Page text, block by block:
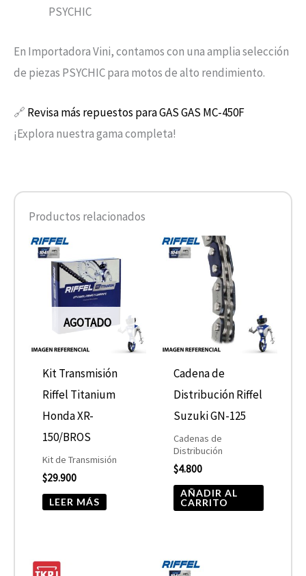
PSYCHIC
En Importadora Vini, contamos con una amplia selección
de piezas PSYCHIC para motos de alto rendimiento.
🔗 Revisa más repuestos para GAS GAS MC-450F
¡Explora nuestra gama completa!
Productos relacionados
AGOTADO
Kit Transmisión
Riffel Titanium
Honda XR-
150/BROS
Kit de Transmisión
$29.900
LEER MÁS
Cadena de
Distribución Riffel
Suzuki GN-125
Cadenas de
Distribución
$4.800
AÑADIR AL
CARRITO